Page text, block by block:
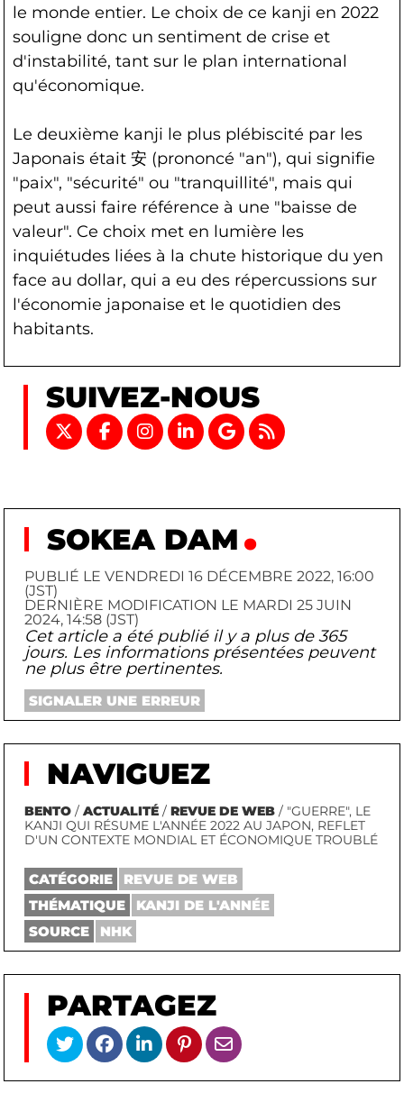
le monde entier. Le choix de ce kanji en 2022
souligne donc un sentiment de crise et
d'instabilité, tant sur le plan international
qu'économique.
Le deuxième kanji le plus plébiscité par les
Japonais était 安 (prononcé "an"), qui signifie
"paix", "sécurité" ou "tranquillité", mais qui
peut aussi faire référence à une "baisse de
valeur". Ce choix met en lumière les
inquiétudes liées à la chute historique du yen
face au dollar, qui a eu des répercussions sur
l'économie japonaise et le quotidien des
habitants.
SUIVEZ-NOUS
SOKEA DAM
PUBLIÉ LE VENDREDI 16 DÉCEMBRE 2022, 16:00
(JST)
DERNIÈRE MODIFICATION LE MARDI 25 JUIN
2024, 14:58 (JST)
Cet article a été publié il y a plus de 365
jours. Les informations présentées peuvent
ne plus être pertinentes.
SIGNALER UNE ERREUR
NAVIGUEZ
BENTO /ACTUALITÉ /REVUE DE WEB / "GUERRE", LE
KANJI QUI RÉSUME L'ANNÉE 2022 AU JAPON, REFLET
D'UN CONTEXTE MONDIAL ET ÉCONOMIQUE TROUBLÉ
CATÉGORIE
REVUE DE WEB
THÉMATIQUE
KANJI DE L'ANNÉE
SOURCE
NHK
PARTAGEZ